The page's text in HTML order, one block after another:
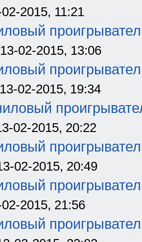
2015, 11:21
02-2015, 13:06
02-2015, 19:34
02-2015, 20:22
02-2015, 20:49
2015, 21:56